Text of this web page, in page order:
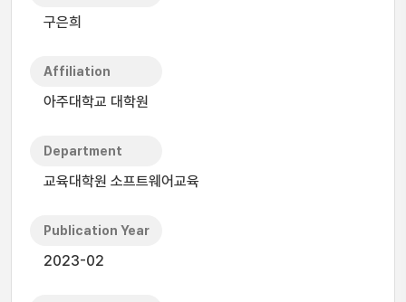
구은희
Affiliation
아주대학교 대학원
Department
교육대학원 소프트웨어교육
Publication Year
2023-02